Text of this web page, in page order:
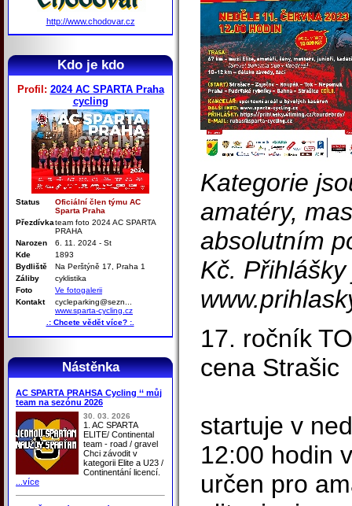
http://www.chodovar.cz
Kdo je kdo
Profil: 2024 AC SPARTA Praha
cycling
Status
Oficiální člen týmu AC
Sparta Praha
Přezdívkateam foto 2024 AC SPARTA
PRAHA
Narozen
6. 11. 2024 - St
Kde
1893
Bydliště
Na Perštýně 17, Praha 1
Záliby
cyklistika
Foto
Ve fotogalerii
Kontakt
cycleparking@sezn...
www.sparta-cycling.cz
.: Chcete vědět více? :.
Nástěnka
AC SPARTA PRAHSA Cycling ‘‘ můj
team na sezónu 2026
30. 03. 2026
1. AC SPARTA
ELITE/ Continental
team - road / gravel
Chci závodit v
kategorii Elite a U23 /
Continentání licencí.
...více
Kategorie
amatéry,
absolutním
Kč.
17. ročník
cena Strašic
startuje v
12:00 hodin
určen pro